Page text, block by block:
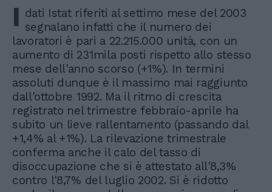
I dati Istat riferiti al settimo mese del 2003
segnalano infatti che il numero dei
lavoratori è pari a 22.215.000 unità, con un
aumento di 231mila posti rispetto allo stesso
mese dell'anno scorso (+1%). In termini
assoluti dunque è il massimo mai raggiunto
dall'ottobre 1992. Ma il ritmo di crescita
registrato nel trimestre febbraio-aprile ha
subito un lieve rallentamento (passando dal
+1,4% al +1%). La rilevazione trimestrale
conferma anche il calo del tasso di
disoccupazione che si è attestato all'8,3%
contro l'8,7% del luglio 2002. Si è ridotto